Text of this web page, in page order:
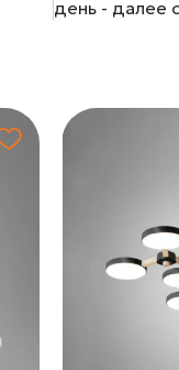
день - далее